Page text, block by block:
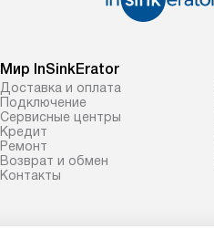
Мир InSinkErator
Доставка и оплата
Подключение
Сервисные центры
Кредит
Ремонт
Возврат и обмен
Контакты